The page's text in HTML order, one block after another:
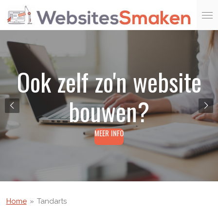
Ga
direct
naar
de
hoofdinhoud
Ook zelf zo'n website
bouwen?
MEER INFO
Home » Tandarts